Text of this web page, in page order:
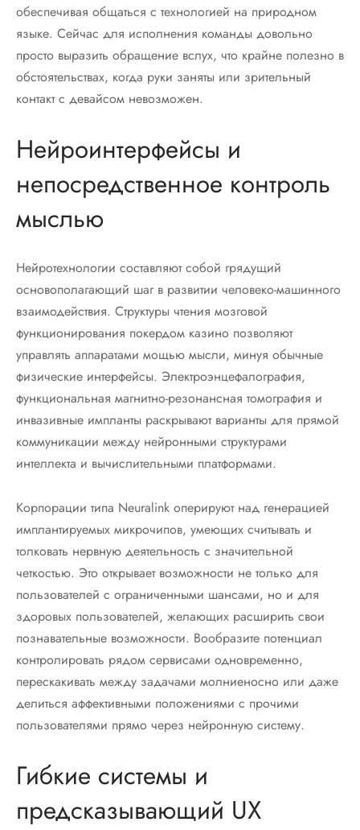
обеспечивая общаться с технологией на природном
языке. Сейчас для исполнения команды довольно
просто выразить обращение вслух, что крайне полезно в
обстоятельствах, когда руки заняты или зрительный
контакт с девайсом невозможен.
Нейроинтерфейсы и
непосредственное контроль
мыслью
Нейротехнологии составляют собой грядущий
основополагающий шаг в развитии человеко-машинного
взаимодействия. Структуры чтения мозговой
функционирования покердом казино позволяют
управлять аппаратами мощью мысли, минуя обычные
физические интерфейсы. Электроэнцефалография,
функциональная магнитно-резонансная томография и
инвазивные импланты раскрывают варианты для прямой
коммуникации между нейронными структурами
интеллекта и вычислительными платформами.
Корпорации типа Neuralink оперируют над генерацией
имплантируемых микрочипов, умеющих считывать и
толковать нервную деятельность с значительной
четкостью. Это открывает возможности не только для
пользователей с ограниченными шансами, но и для
здоровых пользователей, желающих расширить свои
познавательные возможности. Вообразите потенциал
контролировать рядом сервисами одновременно,
перескакивать между задачами молниеносно или даже
делиться аффективными положениями с прочими
пользователями прямо через нейронную систему.
Гибкие системы и
предсказывающий UX